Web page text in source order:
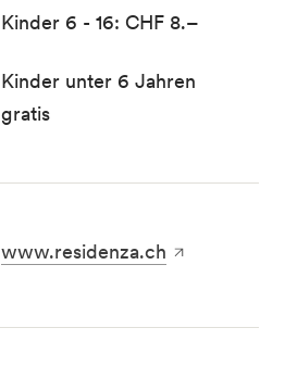
Kinder 6 - 16: CHF 8.–
Kinder unter 6 Jahren
gratis
www.residenza.ch